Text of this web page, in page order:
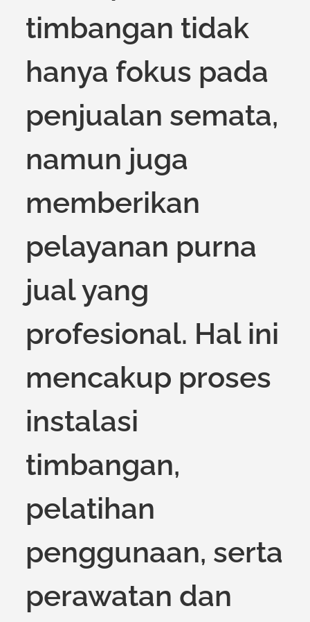
timbangan tidak
hanya fokus pada
penjualan semata,
namun juga
memberikan
pelayanan purna
jual yang
profesional. Hal ini
mencakup proses
instalasi
timbangan,
pelatihan
penggunaan, serta
perawatan dan